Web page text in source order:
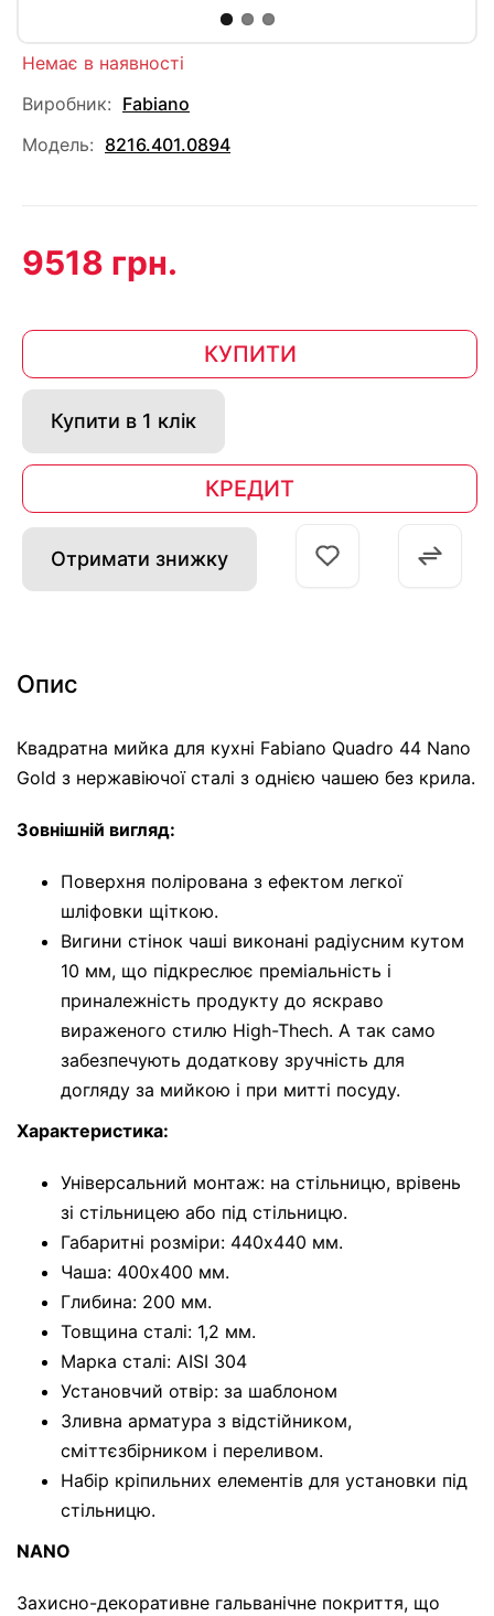
Немає в наявності
Виробник: Fabiano
Модель: 8216.401.0894
9518 грн.
КУПИТИ
Купити в 1 клік
КРЕДИТ
Отримати знижку
Опис
Квадратна мийка для кухні Fabiano Quadro 44 Nano
Gold з нержавіючої сталі з однією чашею без крила.
Зовнішній вигляд:
Поверхня полірована з ефектом легкої
шліфовки щіткою.
Вигини стінок чаші виконані радіусним кутом
10 мм, що підкреслює преміальність і
приналежність продукту до яскраво
вираженого стилю High-Thech. А так само
забезпечують додаткову зручність для
догляду за мийкою і при митті посуду.
Характеристика:
Універсальний монтаж: на стільницю, врівень
зі стільницею або під стільницю.
Габаритні розміри: 440x440 мм.
Чаша: 400x400 мм.
Глибина: 200 мм.
Товщина сталі: 1,2 мм.
Марка сталі: AISI 304
Установчий отвір: за шаблоном
Зливна арматура з відстійником,
сміттєзбірником і переливом.
Набір кріпильних елементів для установки під
стільницю.
NANO
Захисно-декоративне гальванічне покриття, що